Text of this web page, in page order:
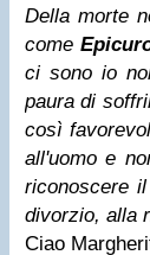
Della morte
come
ci sono io
paura di
così
all'uomo e
riconoscere
divorzio, alla
Ciao